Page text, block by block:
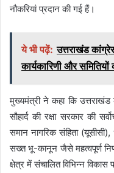
नौकरियां प्रदान की गई हैं।
ये भी पढ़ें: उत्तराखंड
कार्यकारिणी और
मुख्यमंत्री ने कहा कि
सौहार्द की रक्षा सरकार की
समान नागरिक संहिता (यूसीसी),
सख्त भू-कानून जैसे महत्वपूर्ण
क्षेत्र में संचालित विभिन्न